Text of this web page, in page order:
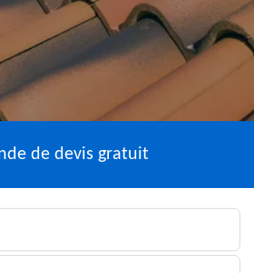
de devis gratuit